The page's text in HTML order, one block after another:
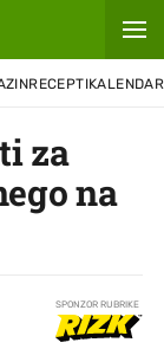
RECEPTIKALENDAR
za
na
SPONZOR RUBRIKE